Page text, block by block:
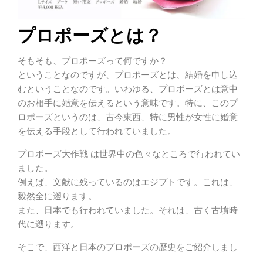
プロポーズとは？
そもそも、プロポーズって何ですか？
ということなのですが、プロポーズとは、結婚を申し込
むということなのです。いわゆる、プロポーズとは意中
のお相手に婚意を伝えるという意味です。特に、このプ
ロポーズというのは、古今東西、特に男性が女性に婚意
を伝える手段として行われていました。
プロポーズ大作戦 は世界中の色々なところで行われてい
ました。
例えば、文献に残っているのはエジプトです。これは、
毅然全に遡ります。
また、日本でも行われていました。それは、古く古墳時
代に遡ります。
そこで、西洋と日本のプロポーズの歴史をご紹介しまし